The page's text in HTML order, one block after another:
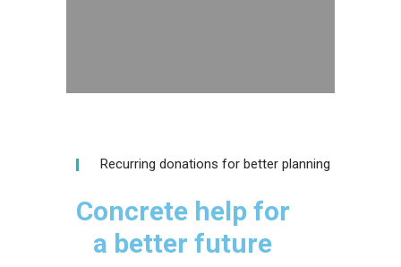
Recurring donations for better planning
Concrete help for
a better future